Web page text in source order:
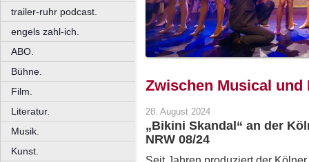
trailer-ruhr podcast.
engels zahl-ich.
ABO.
Bühne.
Film.
Literatur.
Musik.
Kunst.
Zwischen Musical
28. August 2024
„Bikini Skandal“ an der
NRW 08/24